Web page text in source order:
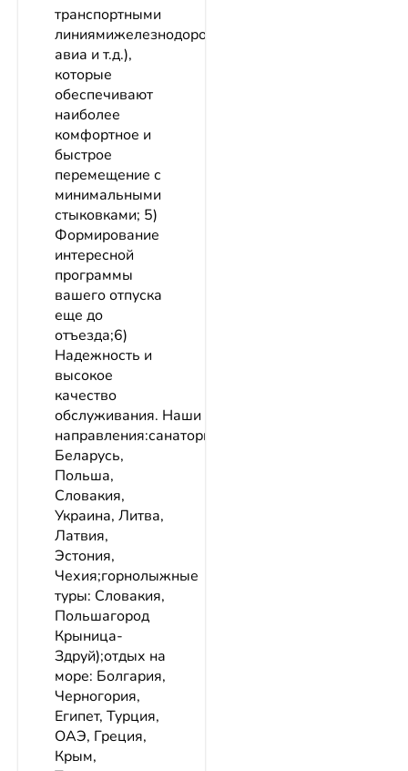
транспортными
линиямижелезнодорожными,
авиа и т.д.),
которые
обеспечивают
наиболее
комфортное и
быстрое
перемещение с
минимальными
стыковками; 5)
Формирование
интересной
программы
вашего отпуска
еще до
отъезда;6)
Надежность и
высокое
качество
обслуживания. Наши
направления:санатории:
Беларусь,
Польша,
Словакия,
Украина, Литва,
Латвия,
Эстония,
Чехия;горнолыжные
туры: Словакия,
Польшагород
Крыница-
Здруй);отдых на
море: Болгария,
Черногория,
Египет, Турция,
ОАЭ, Греция,
Крым,